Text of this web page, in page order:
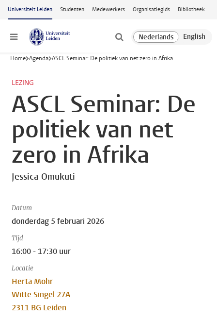
Ga naar hoofdinhoud
Universiteit Leiden Studenten Medewerkers Organisatiegids Bibliotheek
Menu
Home Agenda ASCL Seminar: De politiek van net zero in Afrika
LEZING
ASCL Seminar: De
politiek van net
zero in Afrika
Jessica Omukuti
Datum
donderdag 5 februari 2026
Tijd
16:00 - 17:30 uur
Locatie
Herta Mohr
Witte Singel 27A
2311 BG Leiden